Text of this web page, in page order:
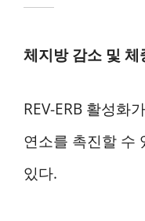
체지방 감소 및 체
REV-ERB 활성화
연소를 촉진할 수
있다.